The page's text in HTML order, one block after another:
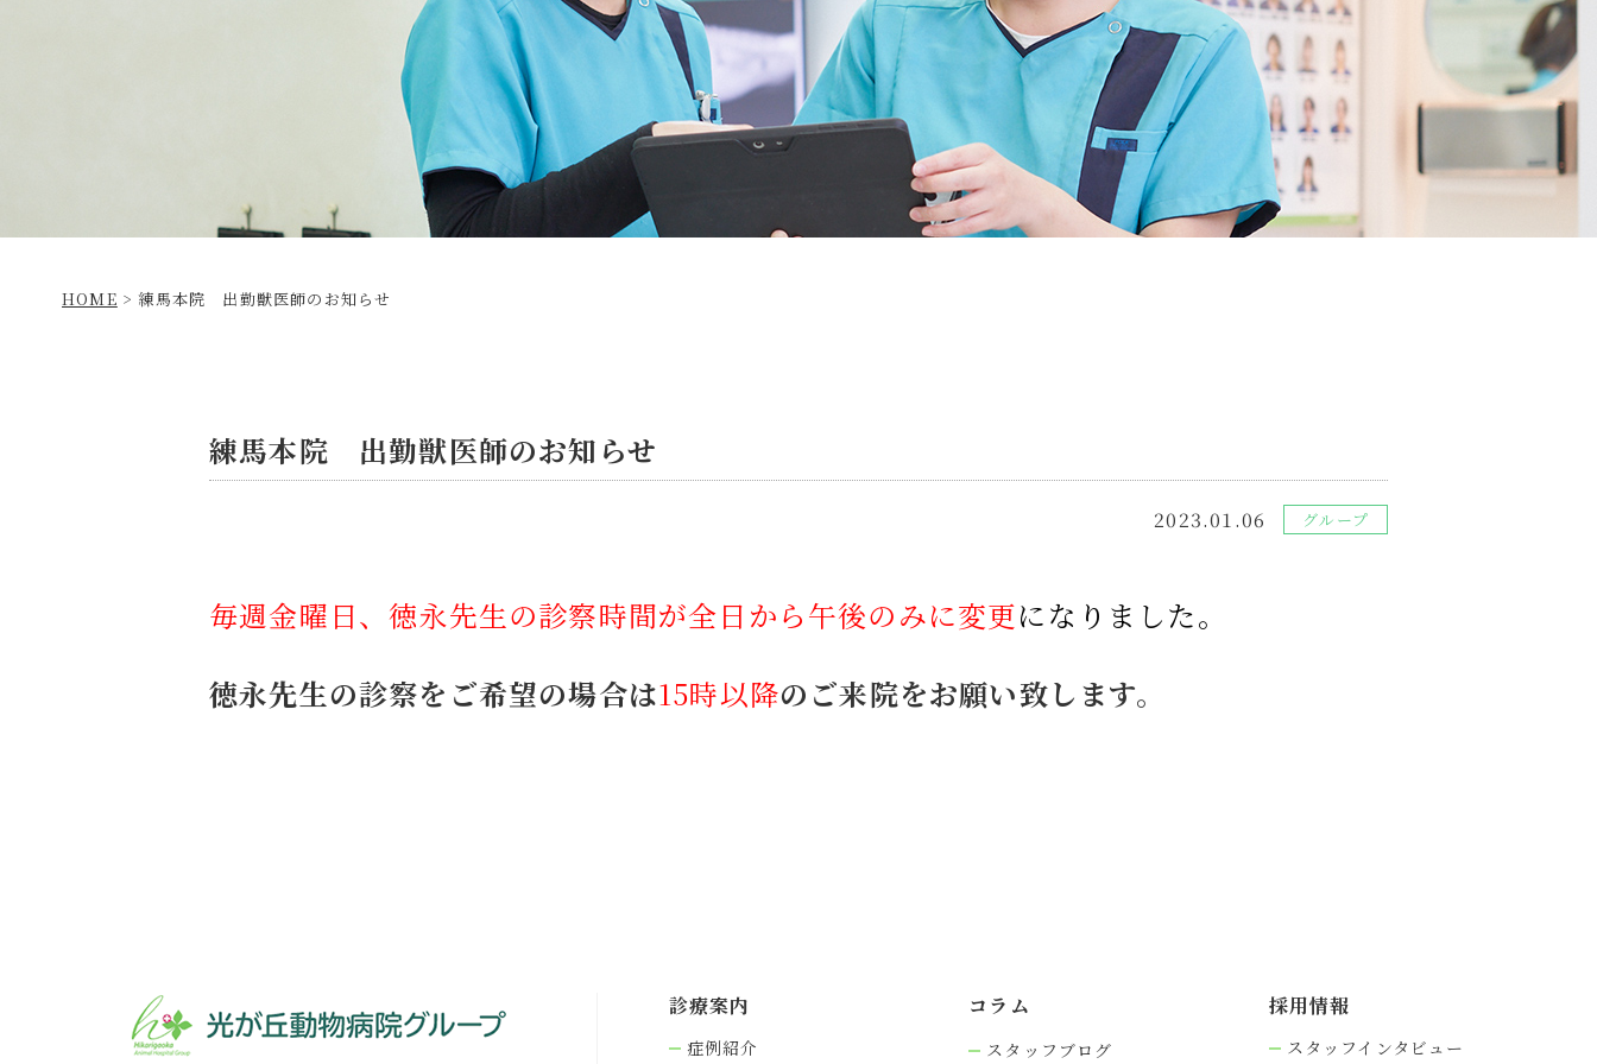
HOME >練馬本院 出勤獣医師のお知らせ
練馬本院 出勤獣医師のお知らせ
2023.01.06 グループ
毎週金曜日、徳永先生の診察時間が全日から午後のみに変更になりました。
徳永先生の診察をご希望の場合は15時以降のご来院をお願い致します。
診療案内
症例紹介
コラム
スタッフブログ
採⽤情報
スタッフインタビュー